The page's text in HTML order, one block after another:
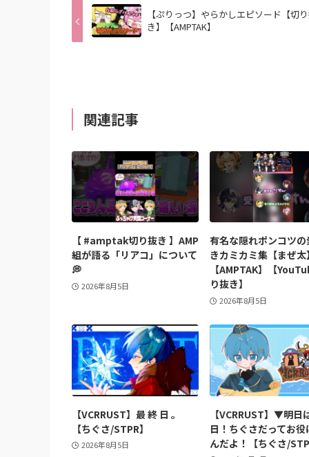
【ぷりっつ】やらかしエピソード【切
き】【AMPTAK】
関連記事
【 #amptak切り抜き 】AMP
組が語る「リアコ」について
💭
2026年8月5日
有名な隠れポンコツの
きカミカミ集【まぜ太】
【AMPTAK】【
り抜き】
2026年8月5日
【VCRRUST】最 終 日 。
【ちぐさ/STPR】
2026年8月5日
【VCRRUST】▼明日
日！ちぐさだってお役
んだよ！【ちぐさ/